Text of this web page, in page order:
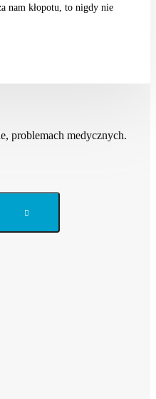
nam kłopotu, to nigdy nie
problemach medycznych.